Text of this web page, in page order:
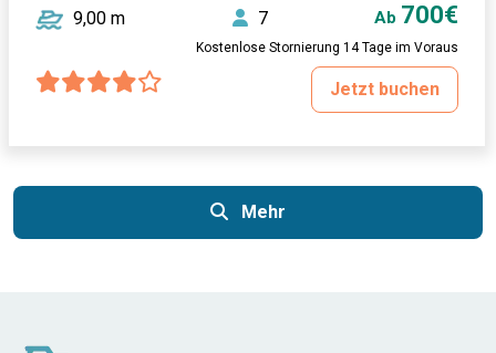
9,00 m 7 Ab 700€
Kostenlose Stornierung 14 Tage im Voraus
Jetzt buchen
Mehr